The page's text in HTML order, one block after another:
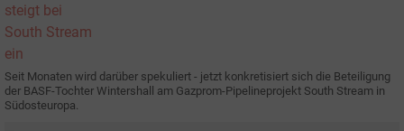
Seit Monaten wird darüber spekuliert - jetzt konkretisiert sich die Beteiligung
der BASF-Tochter Wintershall am Gazprom-Pipelineprojekt South Stream in
Südosteuropa.